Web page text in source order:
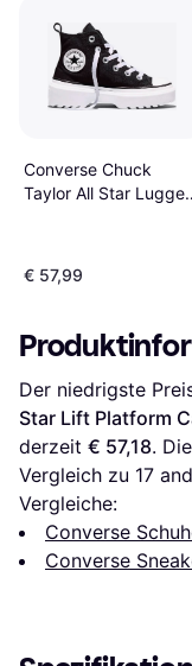
Converse Chuck
Taylor All Star
€ 57,99
Der niedrigste
Star Lift Platform
derzeit € 57,18.
Vergleich zu 17
Vergleiche:
Converse
Converse